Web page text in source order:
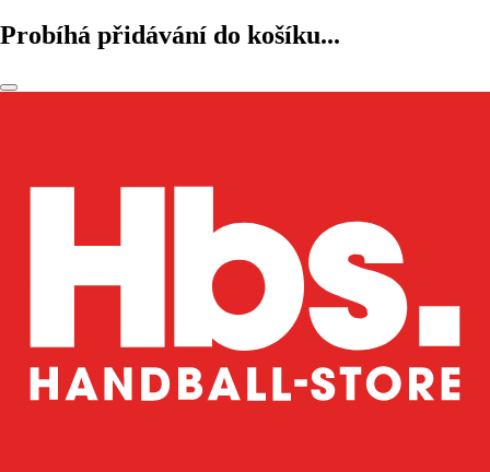
Probíhá přidávání do košíku...